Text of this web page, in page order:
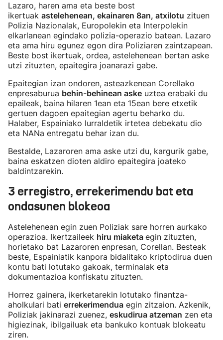
Lazaro, haren ama eta beste bost
ikertuak astelehenean, ekainaren 8an, atxilotu zituen
Polizia Nazionalak, Europolekin eta Interpolekin
elkarlanean egindako polizia-operazio batean. Lazaro
eta ama hiru egunez egon dira Poliziaren zaintzapean.
Beste bost ikertuak, ordea, astelehenean bertan aske
utzi zituzten, epaitegira joanarazi gabe.
Epaitegian izan ondoren, asteazkenean Corellako
enpresaburua behin-behinean aske uztea erabaki du
epaileak, baina hilaren 1ean eta 15ean bere etxetik
gertuen dagoen epaitegian agertu beharko du.
Halaber, Espainiako lurraldetik irtetea debekatu dio
eta NANa entregatu behar izan du.
Bestalde, Lazaroren ama aske utzi du, kargurik gabe,
baina eskatzen dioten aldiro epaitegira joateko
baldintzarekin.
3 erregistro, errekerimendu bat eta
ondasunen blokeoa
Astelehenean egin zuen Poliziak sare horren aurkako
operazioa. Ikertzaileek hiru miaketa egin zituzten,
horietako bat Lazaroren enpresan, Corellan. Besteak
beste, Espainiatik kanpora bidalitako kriptodirua duen
kontu bati lotutako gakoak, terminalak eta
dokumentazioa konfiskatu zituzten.
Horrez gainera, ikerketarekin lotutako finantza-
aholkulari bati errekerimendua egin zitzaion. Azkenik,
Poliziak jakinarazi zuenez, eskudirua atzeman zen eta
higiezinak, ibilgailuak eta bankuko kontuak blokeatu
ziren.